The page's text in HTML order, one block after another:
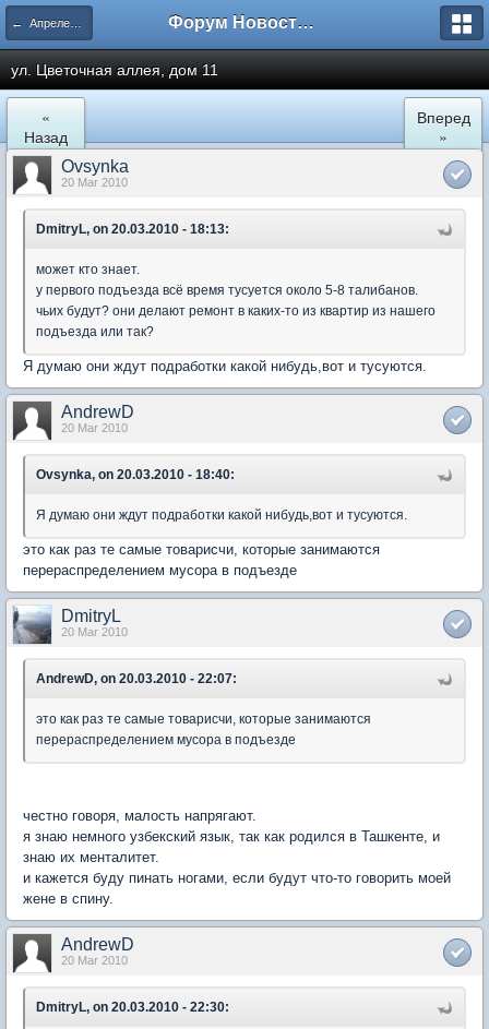
← Апрелевка Форум Новостройки
ул. Цветочная аллея, дом 11
«
Назад
Вперед
»
Ovsynka
20 Mar 2010
DmitryL, on 20.03.2010 - 18:13:
может кто знает.
у первого подъезда всё время тусуется около 5-8 талибанов.
чьих будут? они делают ремонт в каких-то из квартир из нашего
подъезда или так?
Я думаю они ждут подработки какой нибудь,вот и тусуются.
AndrewD
20 Mar 2010
Ovsynka, on 20.03.2010 - 18:40:
Я думаю они ждут подработки какой нибудь,вот и тусуются.
это как раз те самые товарисчи, которые занимаются
перераспределением мусора в подъезде
DmitryL
20 Mar 2010
AndrewD, on 20.03.2010 - 22:07:
это как раз те самые товарисчи, которые занимаются
перераспределением мусора в подъезде
честно говоря, малость напрягают.
я знаю немного узбекский язык, так как родился в Ташкенте, и
знаю их менталитет.
и кажется буду пинать ногами, если будут что-то говорить моей
жене в спину.
AndrewD
20 Mar 2010
DmitryL, on 20.03.2010 - 22:30: